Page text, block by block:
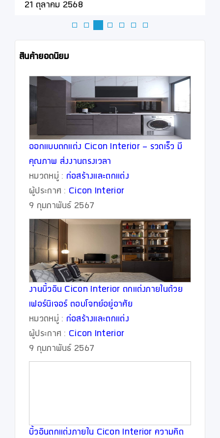
21 ตุลาคม 2568
สินค้ายอดนิยม
ออกแบบตกแต่ง Cicon Interior - รวดเร็ว มี
คุณภาพ ส่งงานตรงเวลา
หมวดหมู่ : ก่อสร้างและตกแต่ง
ผู้ประกาศ : Cicon Interior
9 กุมภาพันธ์ 2567
งานบิ้วอิน Cicon Interior ตกแต่งภายในด้วย
เฟอร์นิเจอร์ ตอบโจทย์อยู่อาศัย
หมวดหมู่ : ก่อสร้างและตกแต่ง
ผู้ประกาศ : Cicon Interior
9 กุมภาพันธ์ 2567
บิ้วอินตกแต่งภายใน Cicon Interior ความคิด